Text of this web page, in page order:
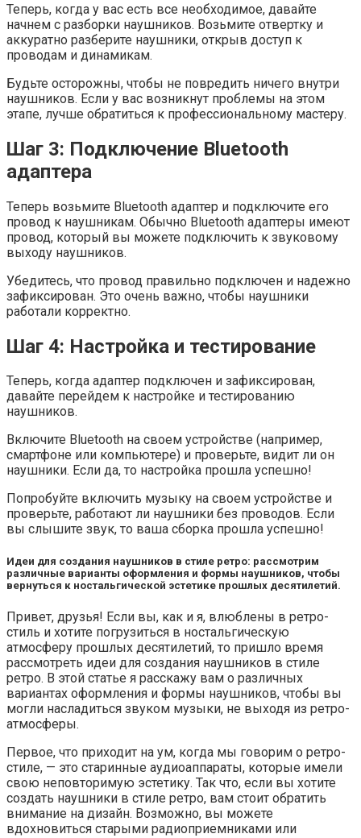
Теперь, когда у вас есть все необходимое, давайте
начнем с разборки наушников. Возьмите отвертку и
аккуратно разберите наушники, открыв доступ к
проводам и динамикам.
Будьте осторожны, чтобы не повредить ничего внутри
наушников. Если у вас возникнут проблемы на этом
этапе, лучше обратиться к профессиональному мастеру.
Шаг 3: Подключение Bluetooth
адаптера
Теперь возьмите Bluetooth адаптер и подключите его
провод к наушникам. Обычно Bluetooth адаптеры имеют
провод, который вы можете подключить к звуковому
выходу наушников.
Убедитесь, что провод правильно подключен и надежно
зафиксирован. Это очень важно, чтобы наушники
работали корректно.
Шаг 4: Настройка и тестирование
Теперь, когда адаптер подключен и зафиксирован,
давайте перейдем к настройке и тестированию
наушников.
Включите Bluetooth на своем устройстве (например,
смартфоне или компьютере) и проверьте, видит ли он
наушники. Если да, то настройка прошла успешно!
Попробуйте включить музыку на своем устройстве и
проверьте, работают ли наушники без проводов. Если
вы слышите звук, то ваша сборка прошла успешно!
Идеи для создания наушников в стиле ретро: рассмотрим
различные варианты оформления и формы наушников, чтобы
вернуться к ностальгической эстетике прошлых десятилетий.
Привет, друзья! Если вы, как и я, влюблены в ретро-
стиль и хотите погрузиться в ностальгическую
атмосферу прошлых десятилетий, то пришло время
рассмотреть идеи для создания наушников в стиле
ретро. В этой статье я расскажу вам о различных
вариантах оформления и формы наушников, чтобы вы
могли насладиться звуком музыки, не выходя из ретро-
атмосферы.
Первое, что приходит на ум, когда мы говорим о ретро-
стиле, — это старинные аудиоаппараты, которые имели
свою неповторимую эстетику. Так что, если вы хотите
создать наушники в стиле ретро, вам стоит обратить
внимание на дизайн. Возможно, вы можете
вдохновиться старыми радиоприемниками или